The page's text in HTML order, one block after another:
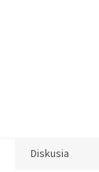
Diskusia